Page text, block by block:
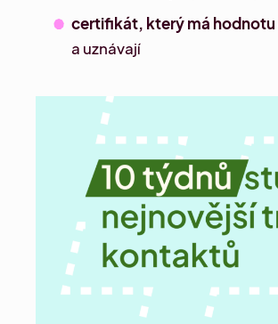
certifikát, který má hodnotu
a uznávají